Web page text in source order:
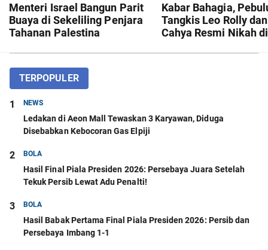
Menteri Israel Bangun Parit
Buaya di Sekeliling Penjara
Tahanan Palestina
Kabar Bahagia,
Tangkis Leo Rolly
Cahya Resmi Nikah di
TERPOPULER
1 NEWS
Ledakan di Aeon Mall Tewaskan 3 Karyawan, Diduga
Disebabkan Kebocoran Gas Elpiji
2 BOLA
Hasil Final Piala Presiden 2026: Persebaya Juara Setelah
Tekuk Persib Lewat Adu Penalti!
3 BOLA
Hasil Babak Pertama Final Piala Presiden 2026: Persib dan
Persebaya Imbang 1-1